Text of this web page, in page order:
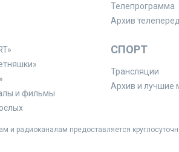
и фильмы
Телепрограмма
Архив
СПОРТ
Трансляции
Архив и лучшие
радиоканалам предоставляется